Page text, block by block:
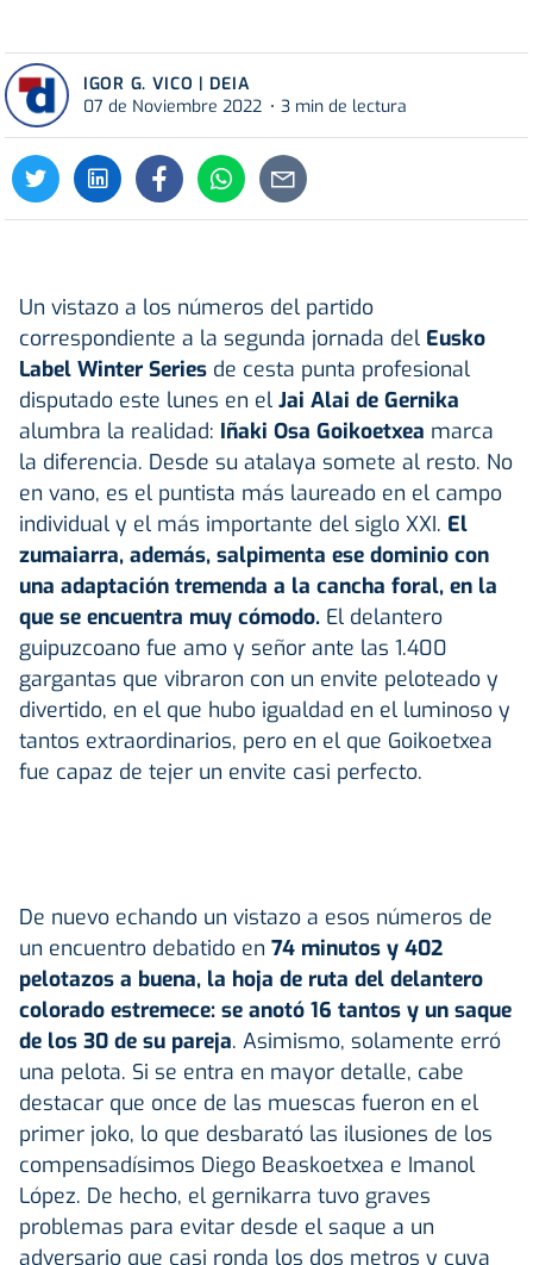
IGOR G. VICO | DEIA
07 de Noviembre 2022
3 min de lectura
Un vistazo a los números del partido
correspondiente a la segunda jornada del Eusko
Label Winter Series de cesta punta profesional
disputado este lunes en el Jai Alai de Gernika
alumbra la realidad: Iñaki Osa Goikoetxea marca
la diferencia. Desde su atalaya somete al resto. No
en vano, es el puntista más laureado en el campo
individual y el más importante del siglo XXI. El
zumaiarra, además, salpimenta ese dominio con
una adaptación tremenda a la cancha foral, en la
que se encuentra muy cómodo. El delantero
guipuzcoano fue amo y señor ante las 1.400
gargantas que vibraron con un envite peloteado y
divertido, en el que hubo igualdad en el luminoso y
tantos extraordinarios, pero en el que Goikoetxea
fue capaz de tejer un envite casi perfecto.
De nuevo echando un vistazo a esos números de
un encuentro debatido en 74 minutos y 402
pelotazos a buena, la hoja de ruta del delantero
colorado estremece: se anotó 16 tantos y un saque
de los 30 de su pareja. Asimismo, solamente erró
una pelota. Si se entra en mayor detalle, cabe
destacar que once de las muescas fueron en el
primer joko, lo que desbarató las ilusiones de los
compensadísimos Diego Beaskoetxea e Imanol
López. De hecho, el gernikarra tuvo graves
problemas para evitar desde el saque a un
adversario que casi ronda los dos metros y cuya